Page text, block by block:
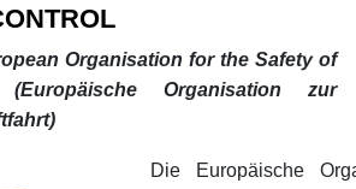
Organisation for the Safety of
Organisation zur
Die
Europäische